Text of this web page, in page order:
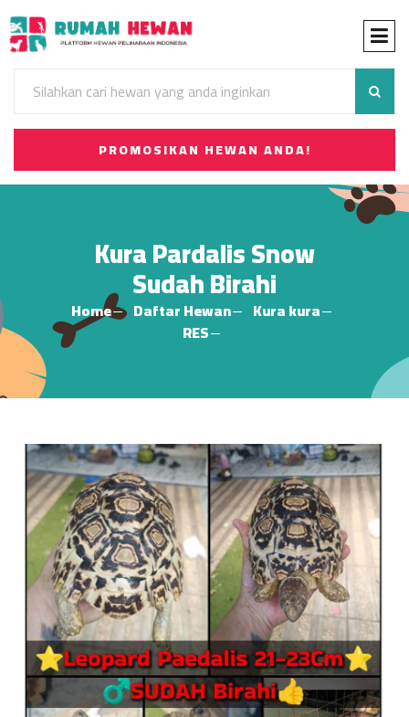
PROMOSIKAN HEWAN ANDA!
Kura Pardalis Snow
Sudah Birahi
Home Daftar Hewan
Kura kura
RES